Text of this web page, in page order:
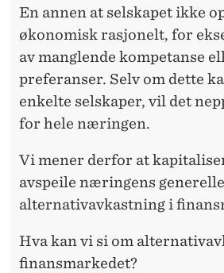
En annen at selskapet ikke
økonomisk rasjonelt, for
av manglende kompetanse
preferanser. Selv om dette
enkelte selskaper, vil det
for hele næringen.
Vi mener derfor at
avspeile næringens generelle
alternativavkastning i
Hva kan vi si om
finansmarkedet?